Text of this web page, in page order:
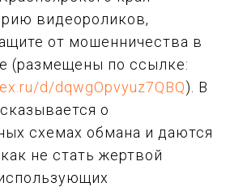
видеороликов,
от мошенничества в
(размещены по ссылке:
d/dqwgOpvyuz7QBQ). В
о
схемах обмана и даются
не стать жертвой